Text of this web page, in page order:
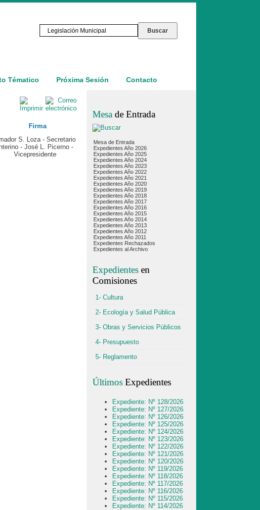
Tématico Próxima Sesión Contacto
Firma
S. Loza - Secretario
Interino - José L. Picerno -
Vicepresidente
Mesa de Entrada
Mesa de Entrada
Expedientes Año 2026
Expedientes Año 2025
Expedientes Año 2024
Expedientes Año 2023
Expedientes Año 2022
Expedientes Año 2021
Expedientes Año 2020
Expedientes Año 2019
Expedientes Año 2018
Expedientes Año 2017
Expedientes Año 2016
Expedientes Año 2015
Expedientes Año 2014
Expedientes Año 2013
Expedientes Año 2012
Expedientes Año 2011
Expedientes Rechazados
Expedientes al Archivo
Expedientesen
Comisiones
1- Cultura
2- Ecología y Salud Pública
3- Obras y Servicios Públicos
4- Presupuesto
5- Reglamento
ÚltimosExpedientes
Expediente: Nº 128/2026
Expediente: Nº 127/2026
Expediente: Nº 126/2026
Expediente: Nº 125/2026
Expediente: Nº 124/2026
Expediente: Nº 123/2026
Expediente: Nº 122/2026
Expediente: Nº 121/2026
Expediente: Nº 120/2026
Expediente: Nº 119/2026
Expediente: Nº 118/2026
Expediente: Nº 117/2026
Expediente: Nº 116/2026
Expediente: Nº 115/2026
Expediente: Nº 114/2026